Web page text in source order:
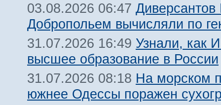
03.08.2026 06:47
Добропольем вычисляли по
31.07.2026 16:49 Узнали, как
высшее образование в России
31.07.2026 08:18 На морском
южнее Одессы поражен